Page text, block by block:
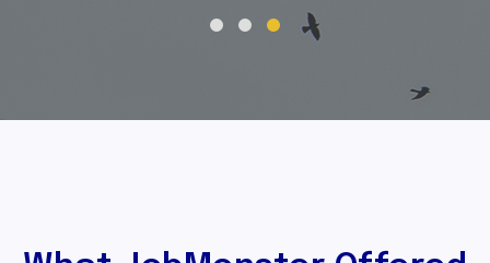
What JobMonster Offered